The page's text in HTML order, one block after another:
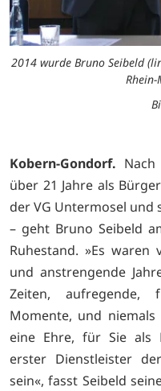
2014 wurde Bruno Seibeld
Kobern-Gondorf.
über 21 Jahre als
der VG Untermosel und
– geht Bruno Seibeld
Ruhestand. »Es waren
und anstrengende
Zeiten, aufregende,
Momente, und
eine Ehre, für Sie als
erster Dienstleister
sein«, fasst Seibeld